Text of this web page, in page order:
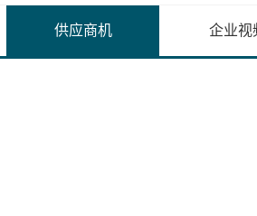
供应商机 企业视